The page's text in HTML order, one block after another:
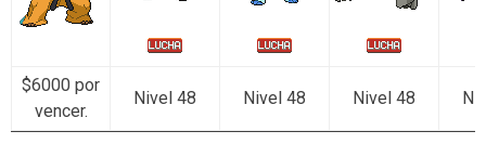
$6000 por
vencer.
Nivel 48 Nivel 48 Nivel 48